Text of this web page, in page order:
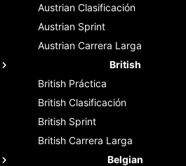
Austrian Clasificación
Austrian Sprint
Austrian Carrera Larga
British
British Práctica
British Clasificación
British Sprint
British Carrera Larga
Belgian